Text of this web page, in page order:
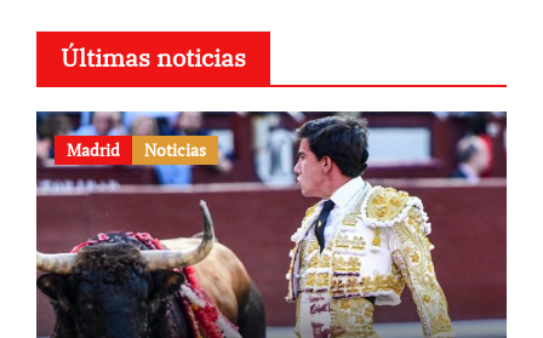
Últimas noticias
Madrid Noticias